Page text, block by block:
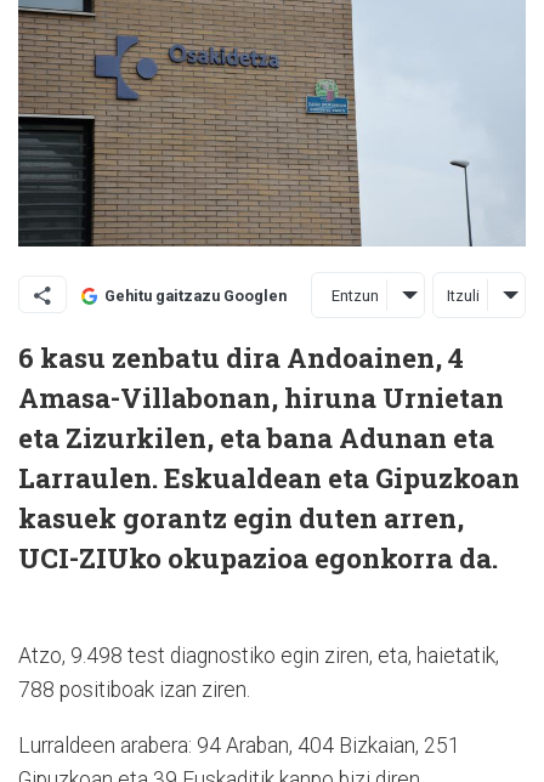
Gehitu gaitzazu Googlen Entzun Itzuli
6 kasu zenbatu dira Andoainen, 4
Amasa-Villabonan, hiruna Urnietan
eta Zizurkilen, eta bana Adunan eta
Larraulen. Eskualdean eta Gipuzkoan
kasuek gorantz egin duten arren,
UCI-ZIUko okupazioa egonkorra da.
Atzo, 9.498 test diagnostiko egin ziren, eta, haietatik,
788 positiboak izan ziren.
Lurraldeen arabera: 94 Araban, 404 Bizkaian, 251